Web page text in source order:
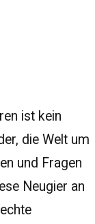
ist kein
die Welt um
und Fragen
Neugier an